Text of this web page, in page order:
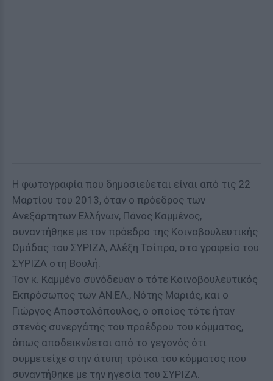
Η φωτογραφία που δημοσιεύεται είναι από τις 22
Μαρτίου του 2013, όταν ο πρόεδρος των
Ανεξάρτητων Ελλήνων, Πάνος Καμμένος,
συναντήθηκε με τον πρόεδρο της Κοινοβουλευτικής
Ομάδας του ΣΥΡΙΖΑ, Αλέξη Τσίπρα, στα γραφεία του
ΣΥΡΙΖΑ στη Βουλή.
Τον κ. Καμμένο συνόδευαν ο τότε Κοινοβουλευτικός
Εκπρόσωπος των ΑΝ.ΕΛ., Νότης Μαριάς, και ο
Γιώργος Αποστολόπουλος, ο οποίος τότε ήταν
στενός συνεργάτης του προέδρου του κόμματος,
όπως αποδεικνύεται από το γεγονός ότι
συμμετείχε στην άτυπη τρόικα του κόμματος που
συναντήθηκε με την ηγεσία του ΣΥΡΙΖΑ.